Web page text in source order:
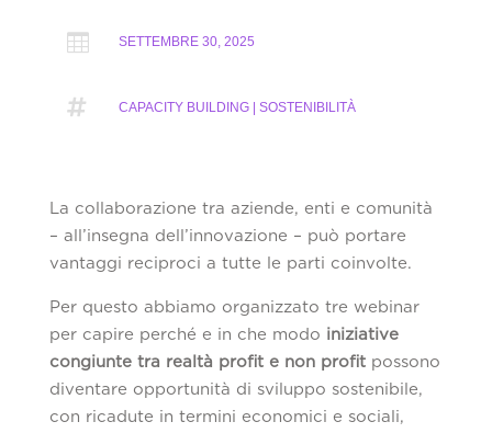
 SETTEMBRE 30, 2025
 CAPACITY BUILDING | SOSTENIBILITÀ
La collaborazione tra aziende, enti e comunità
– all’insegna dell’innovazione – può portare
vantaggi reciproci a tutte le parti coinvolte.
Per questo abbiamo organizzato tre webinar
per capire perché e in che modo iniziative
congiunte tra realtà profit e non profitpossono
diventare opportunità di sviluppo sostenibile,
con ricadute in termini economici e sociali,